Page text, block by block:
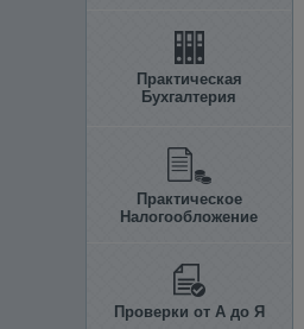
Практическая
Бухгалтерия
Практическое
Налогообложение
Проверки от А до Я